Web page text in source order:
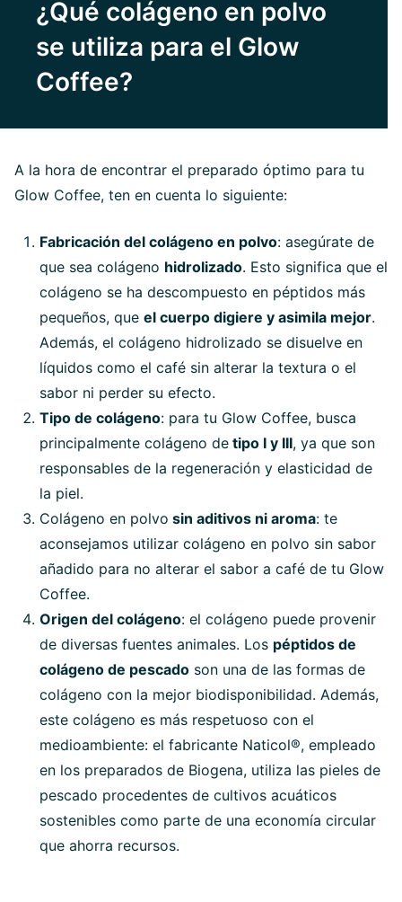
¿Qué colágeno en polvo
se utiliza para el Glow
Coffee?
A la hora de encontrar el preparado óptimo para tu
Glow Coffee, ten en cuenta lo siguiente:
Fabricación del colágeno en polvo: asegúrate de
que sea colágeno hidrolizado. Esto significa que el
colágeno se ha descompuesto en péptidos más
pequeños, que el cuerpo digiere y asimila mejor.
Además, el colágeno hidrolizado se disuelve en
líquidos como el café sin alterar la textura o el
sabor ni perder su efecto.
Tipo de colágeno: para tu Glow Coffee, busca
principalmente colágeno de tipo I y III, ya que son
responsables de la regeneración y elasticidad de
la piel.
Colágeno en polvo sin aditivos ni aroma: te
aconsejamos utilizar colágeno en polvo sin sabor
añadido para no alterar el sabor a café de tu Glow
Coffee.
Origen del colágeno: el colágeno puede provenir
de diversas fuentes animales. Los péptidos de
colágeno de pescado son una de las formas de
colágeno con la mejor biodisponibilidad. Además,
este colágeno es más respetuoso con el
medioambiente: el fabricante Naticol®, empleado
en los preparados de Biogena, utiliza las pieles de
pescado procedentes de cultivos acuáticos
sostenibles como parte de una economía circular
que ahorra recursos.